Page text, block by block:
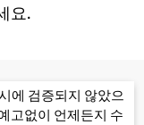
요.
에 검증되지 않았으
고없이 언제든지 수